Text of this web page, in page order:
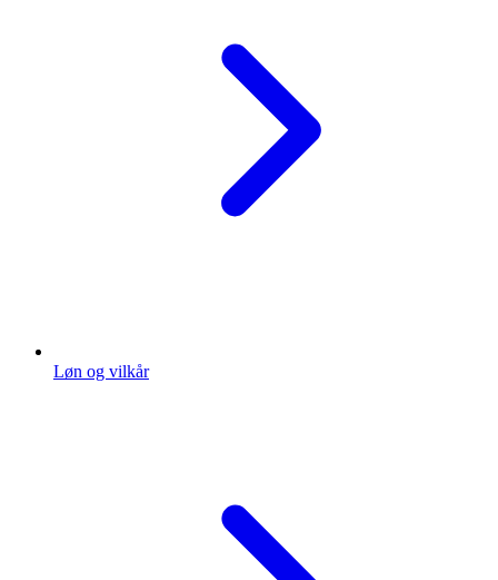
Løn og vilkår